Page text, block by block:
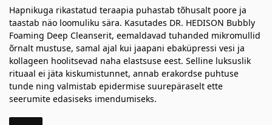
Hapnikuga rikastatud teraapia puhastab tõhusalt poore ja
taastab näo loomuliku sära. Kasutades DR. HEDISON Bubbly
Foaming Deep Cleanserit, eemaldavad tuhanded mikromullid
õrnalt mustuse, samal ajal kui jaapani ebaküpressi vesi ja
kollageen hoolitsevad naha elastsuse eest. Selline luksuslik
rituaal ei jäta kiskumistunnet, annab erakordse puhtuse
tunde ning valmistab epidermise suurepäraselt ette
seerumite edasiseks imendumiseks.